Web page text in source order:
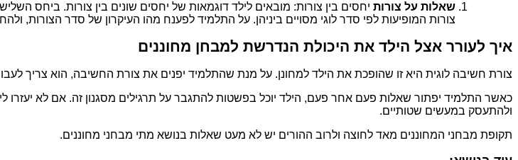
שאלות על צורות יחסים בין צורות: מובאים לילד דוגמאות של יחסים שונים בין צורות. ביחס
צורות המופיעות לפי סדר לוגי מסויים ביניהן. על התלמיד לפענח מהו העיקרון של סדר
איך לעורר אצל הילד את היכולת הנדרשת למבחן מחוננים
צורת חשיבה לוגית היא זו שהופכת את הילד למחונן. על מנת שהתלמיד יפנים את צורת החשיבה, הוא צריך
כאשר התלמיד יפתור שאלות פעם אחר פעם, הילד יוכל בפשטות להתגבר על תרגילים מסגנון זה. אם לא יעזרו
ולהתעסק במעשים שטותיים.
תקופת מבחני המחוננים מאד לחוצה ולרוב ההורים יש לא מעט שאלות בנושא מתי מבחני מחוננים.